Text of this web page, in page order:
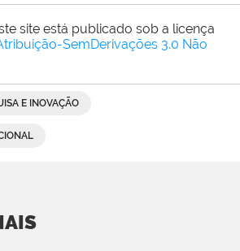
site está publicado sob a licença
SemDerivações 3.0 Não
E INOVAÇÃO